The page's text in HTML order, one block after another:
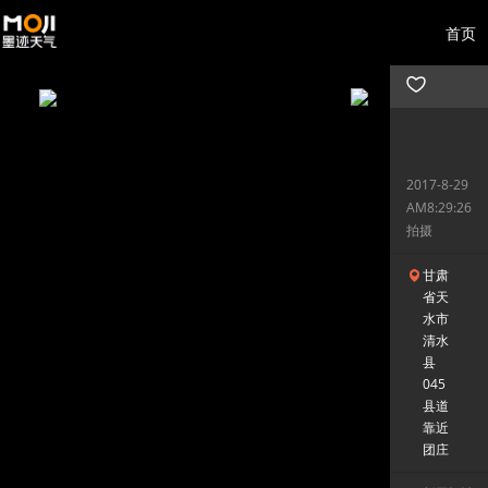
首页
2017-8-29
AM8:29:26
拍摄
甘肃
省天
水市
清水
县
045
县道
靠近
团庄